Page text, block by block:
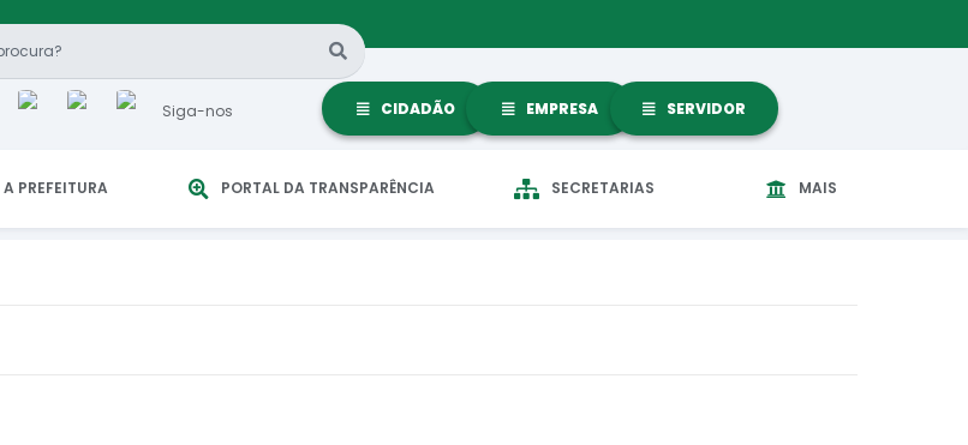
Siga-nos CIDADÃO EMPRESA SERVIDOR
A PREFEITURA PORTAL DA TRANSPARÊNCIA SECRETARIAS MAIS